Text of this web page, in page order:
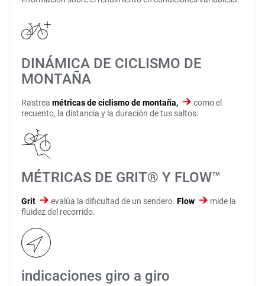
DINÁMICA DE CICLISMO DE
MONTAÑA
Rastrea métricas de ciclismo de montaña,
como el
recuento, la distancia y la duración de tus saltos.
MÉTRICAS DE GRIT® Y FLOW™
Grit evalúa la dificultad de un sendero. Flow
mide la
fluidez del recorrido.
indicaciones giro a giro